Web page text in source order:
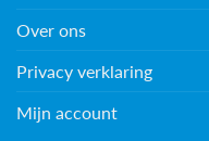
Over ons
Privacy verklaring
Mijn account